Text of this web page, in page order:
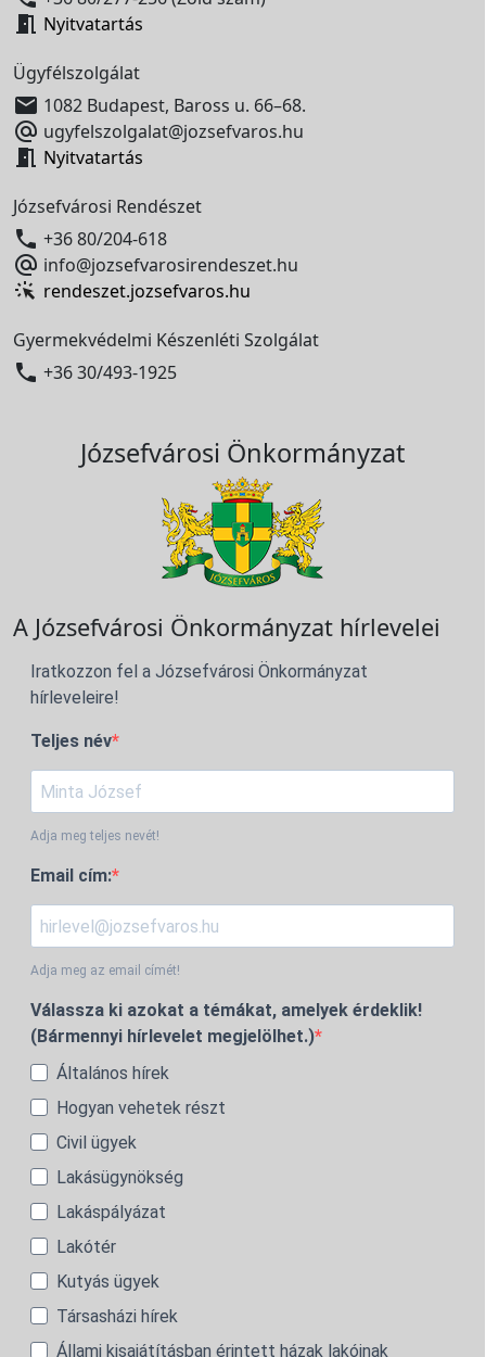
 Nyitvatartás
Ügyfélszolgálat
 1082 Budapest, Baross u. 66–68.
 ugyfelszolgalat@jozsefvaros.hu
 Nyitvatartás
Józsefvárosi Rendészet
 +36 80/204-618
 info@jozsefvarosirendeszet.hu
rendeszet.jozsefvaros.hu
Gyermekvédelmi Készenléti Szolgálat
 +36 30/493-1925
Józsefvárosi Önkormányzat
A Józsefvárosi Önkormányzat hírlevelei
Iratkozzon fel a Józsefvárosi Önkormányzat
hírleveleire!
Teljes név
Adja meg teljes nevét!
Email cím:
Adja meg az email címét!
Válassza ki azokat a témákat, amelyek érdeklik!
(Bármennyi hírlevelet megjelölhet.)
Általános hírek
Hogyan vehetek részt
Civil ügyek
Lakásügynökség
Lakáspályázat
Lakótér
Kutyás ügyek
Társasházi hírek
Állami kisajátításban érintett házak lakóinak